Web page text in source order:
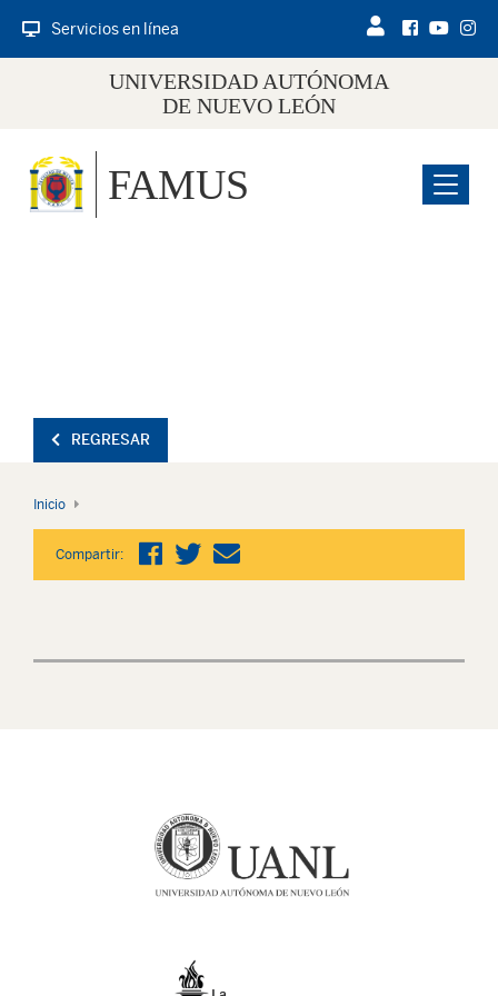
Servicios en línea
UNIVERSIDAD AUTÓNOMA
DE NUEVO LEÓN
Menu
FAMUS
REGRESAR
Inicio
Compartir: